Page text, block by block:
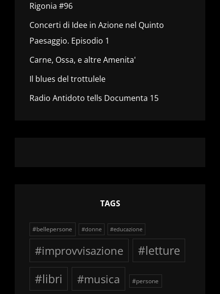
Rigonia #96
Concerti di Idee in Azione nel Quinto
Paesaggio. Episodio 1
Carne, Ossa, e altre Amenita'
Il blues del trottulele
Radio Antidoto tells Documenta 15
TAGS
#bellepersone #donne #educazione
#improvvisazione
#letture
#libri
#musica #persone